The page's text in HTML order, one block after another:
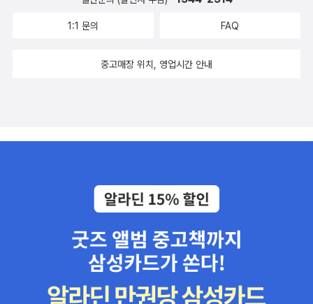
1:1 문의 FAQ
중고매장 위치, 영업시간 안내